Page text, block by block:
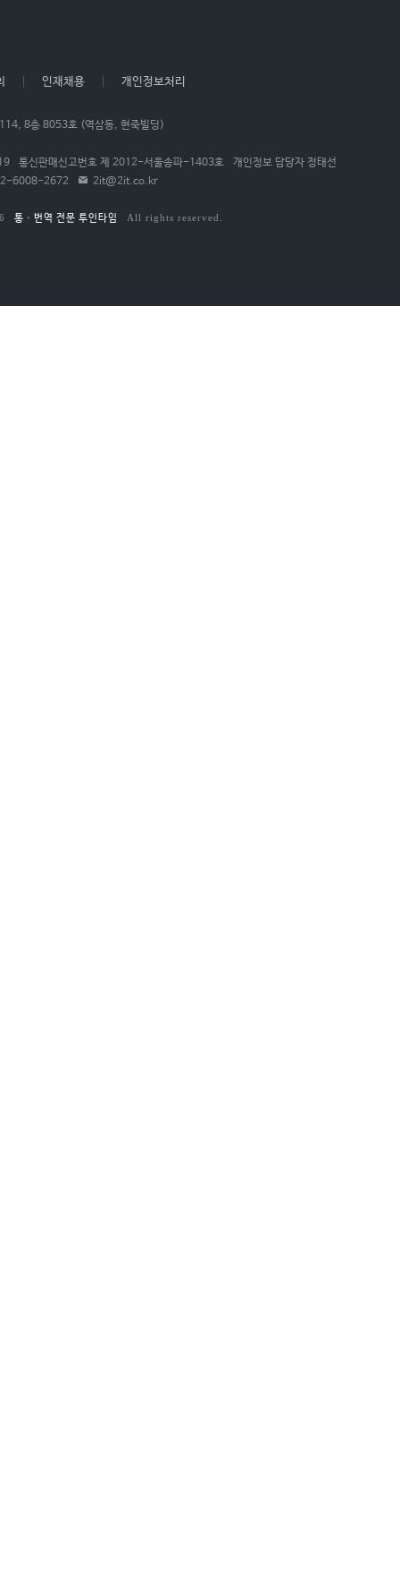
인재채용 개인정보처리
8층 8053호 (역삼동, 현죽빌딩)
통신판매신고번호 제 2012-서울송파-1403호
개인정보 담당자 정태선
6008-2672
2it@2it.co.kr
통ㆍ번역 전문 투인타임 All rights reserved.